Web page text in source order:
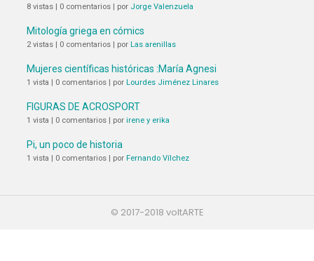
8 vistas 0 comentarios por Jorge Valenzuela
Mitología griega en cómics
2 vistas 0 comentarios por Las arenillas
Mujeres científicas históricas :María Agnesi
1 vista 0 comentarios por Lourdes Jiménez Linares
FIGURAS DE ACROSPORT
1 vista 0 comentarios por irene y erika
Pi, un poco de historia
1 vista 0 comentarios por Fernando Vílchez
© 2017-2018 voltARTE